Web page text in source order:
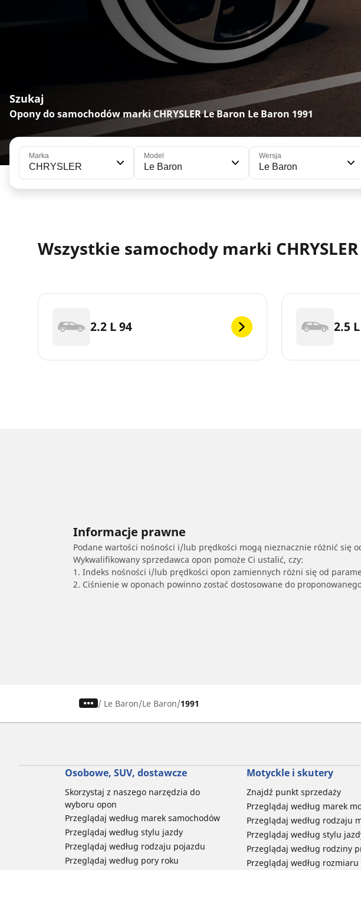
Szukaj
Opony do samochodów marki CHRYSLER Le Baron Le Baron 1991
Marka
CHRYSLER
Model
Le Baron
Wersja
Le Baron
Wszystkie samochody marki
2.2 L 94 2.5
Informacje prawne
Podane wartości nośności i/lub prędkości mogą nieznacznie różnić się
Wykwalifikowany sprzedawca opon pomoże Ci ustalić, czy:
1. Indeks nośności i/lub prędkości opon zamiennych różni się od
2. Ciśnienie w oponach powinno zostać dostosowane do
/ Le Baron Le Baron 1991
Osobowe, SUV, dostawcze
Skorzystaj z naszego narzędzia do
wyboru opon
Przeglądaj według marek samochodów
Przeglądaj według stylu jazdy
Przeglądaj według rodzaju pojazdu
Przeglądaj według pory roku
Motyckle i skutery
Znajdź punkt sprzedaży
Przeglądaj według marek
Przeglądaj według rodzaju
Przeglądaj według stylu
Przeglądaj według rodziny
Przeglądaj według rozmiaru